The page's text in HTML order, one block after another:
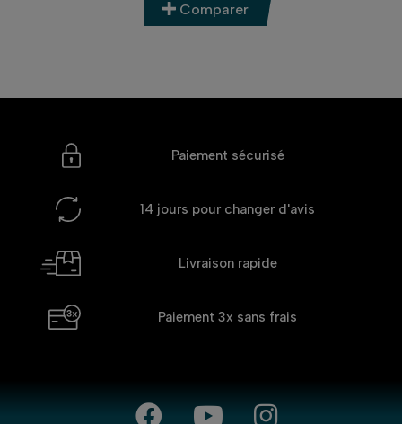
Comparer
Paiement sécurisé
14 jours pour changer d'avis
Livraison rapide
Paiement 3x sans frais